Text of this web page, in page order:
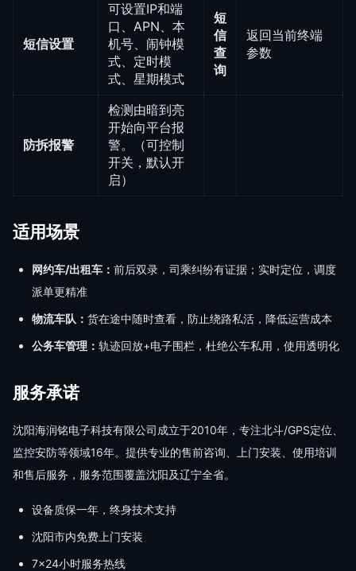
短信设置
可设置IP和端
⼝、APN、本
机号、闹钟模
式、定时模
式、星期模式
短
信
查
询
返回当前终端
参数
防拆报警
检测由暗到亮
开始向平台报
警。（可控制
开关，默认开
启）
适用场景
网约车/出租车： 前后双录，司乘纠纷有证据；实时定位，调度
派单更精准
物流车队： 货在途中随时查看，防止绕路私活，降低运营成本
公务车管理： 轨迹回放+电子围栏，杜绝公车私用，使用透明化
服务承诺
沈阳海润铭电子科技有限公司成立于2010年，专注北斗/GPS定位、
监控安防等领域16年。提供专业的售前咨询、上门安装、使用培训
和售后服务，服务范围覆盖沈阳及辽宁全省。
设备质保一年，终身技术支持
沈阳市内免费上门安装
7×24小时服务热线